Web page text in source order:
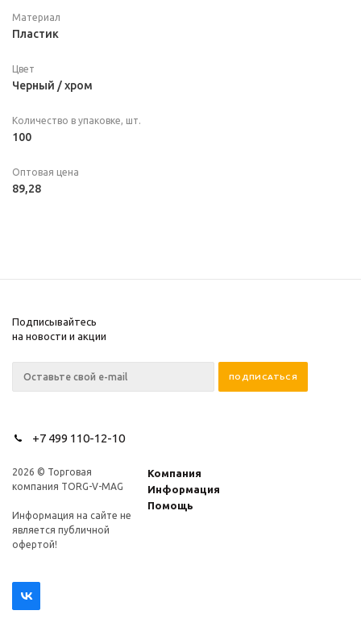
Материал
Пластик
Цвет
Черный / хром
Количество в упаковке, шт.
100
Оптовая цена
89,28
Подписывайтесь
на новости и акции
+7 499 110-12-10
2026 © Торговая
компания TORG-V-MAG
Информация на сайте не
является публичной
офертой!
Компания
Информация
Помощь